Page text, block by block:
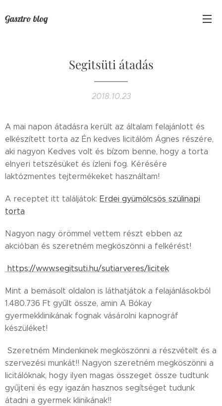
Gasztro blog
Segitsüti átadás
2018.10.23
A mai napon átadásra került az általam felajánlott és
elkészített torta az Én kedves licitálóm Ágnes részére,
aki nagyon Kedves volt és bízom benne, hogy a torta
elnyeri tetszésüket és ízleni fog. Kérésére
laktózmentes tejtermékeket használtam!
A receptet itt találjátok: Erdei gyümölcsös szülinapi
torta
Nagyon nagy örömmel vettem részt ebben az
akcióban és szeretném megköszönni a felkérést!
https://www.segitsuti.hu/sutiarveres/licitek
Mint a bemásolt oldalon is láthatjátok a felajánlásokból
1.480.736 Ft gyűlt össze, amin A Bókay
gyermekklinikának fognak vásárolni kapnográf
készüléket!
Szeretném Mindenkinek megköszönni a részvételt és a
szervezési munkát!! Nagyon szeretném megköszönni a
licitálóknak, hogy ilyen magas összeget össze tudtunk
gyűjteni és egy igazán hasznos segítséget tudunk
átadni a gyermek klinikának!!